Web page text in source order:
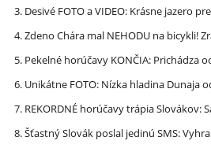
Desivé FOTO a VIDEO: Krásne jazero
Zdeno Chára mal NEHODU na bicykli!
Pekelné horúčavy KONČIA: Prichádza
Unikátne FOTO: Nízka hladina Dunaja
REKORDNÉ horúčavy trápia Slovákov:
Šťastný Slovák poslal jedinú SMS: